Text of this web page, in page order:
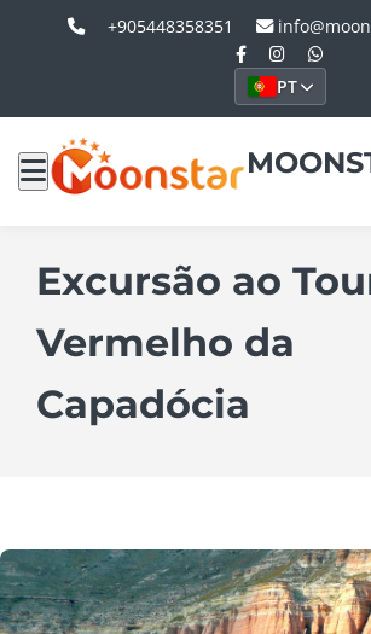
+905448358351
PT
Excursão ao
Vermelho da
Capadócia